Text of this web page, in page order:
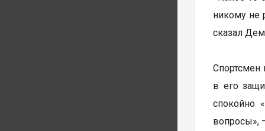
никому не
сказал
Спортсмен
в его
спокойно
вопросы»,